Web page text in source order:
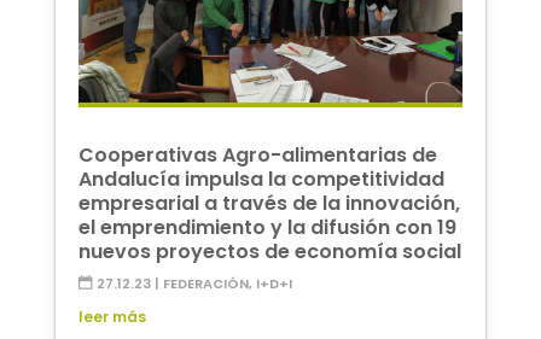
Cooperativas Agro-alimentarias de
Andalucía impulsa la competitividad
empresarial a través de la innovación,
el emprendimiento y la difusión con 19
nuevos proyectos de economía social
27.12.23| FEDERACIÓN, I+D+I
leer más